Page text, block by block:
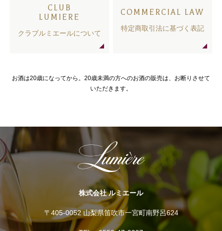
CLUB
LUMIERE
クラブルミエールについて
COMMERCIAL LAW
特定商取引法に基づく表記
お酒は20歳になってから。20歳未満の方へのお酒の販売は、お断りさせて
いただきます。
株式会社 ルミエール
〒405-0052 山梨県笛吹市一宮町南野呂624